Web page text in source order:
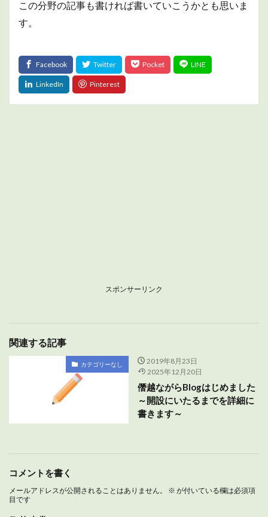
この分野の記事も書ければ書いていこうかとも思いま
す。
スポンサーリンク
関連する記事
カテゴリーなし
2019年8月23日
2025年12月20日
僭越ながらBlogはじめました
～開設にいたるまでを詳細に
書きます～
コメントを書く
メールアドレスが公開されることはありません。 ※ が付いている欄は必須項
目です